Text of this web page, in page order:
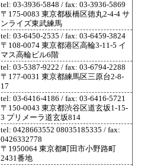
tel: 03-3936-5848 / fax: 03-3936-5869
〒175-0083 東京都板橋区徳丸2-4-4 サ
ンライズ東武練馬
tel: 03-6450-2535 / fax: 03-6459-3824
〒108-0074 東京都港区高輪3-11-5 イ
マス高輪ビル6階
tel: 03-5387-9222 / fax: 03-6794-2288
〒177-0031 東京都練馬区三原台2-8-
17
tel: 03-6416-4186 / fax: 03-6416-5721
〒150-0043 東京都渋谷区道玄坂1-15-
3 プリメーラ道玄坂814
tel: 0428663552 08035185335 / fax:
0426332778
〒1950064 東京都町田市小野路町
2431番地